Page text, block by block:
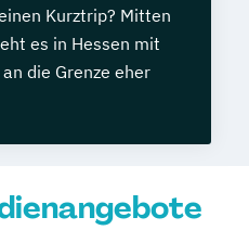
Kurztrip? Mitten
es in Hessen mit
die Grenze eher